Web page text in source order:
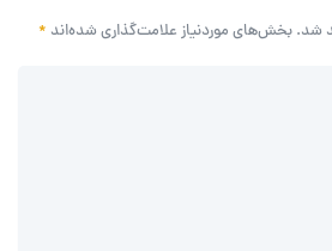
شد. بخش‌های موردنیاز علامت‌گذاری شده‌اند *